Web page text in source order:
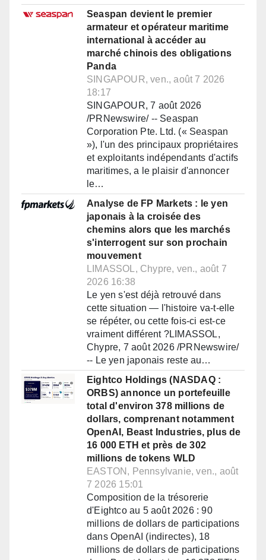
Seaspan devient le premier
armateur et opérateur maritime
international à accéder au
marché chinois des obligations
Panda
SINGAPOUR, ven., août 7 2026
18:17
SINGAPOUR, 7 août 2026
/PRNewswire/ -- Seaspan
Corporation Pte. Ltd. (« Seaspan
»), l'un des principaux propriétaires
et exploitants indépendants d'actifs
maritimes, a le plaisir d'annoncer
le…
Analyse de FP Markets : le yen
japonais à la croisée des
chemins alors que les marchés
s'interrogent sur son prochain
mouvement
LIMASSOL, Chypre, ven., août 7
2026 16:38
Le yen s'est déjà retrouvé dans
cette situation — l'histoire va-t-elle
se répéter, ou cette fois-ci est-ce
vraiment différent ?LIMASSOL,
Chypre, 7 août 2026 /PRNewswire/
-- Le yen japonais reste au…
Eightco Holdings (NASDAQ :
ORBS) annonce un portefeuille
total d'environ 378 millions de
dollars, comprenant notamment
OpenAI, Beast Industries, plus de
16 000 ETH et près de 302
millions de tokens WLD
EASTON, Pennsylvanie, ven., août
7 2026 15:01
Composition de la trésorerie
d'Eightco au 5 août 2026 : 90
millions de dollars de participations
dans OpenAI (indirectes), 18
millions de dollars de participations